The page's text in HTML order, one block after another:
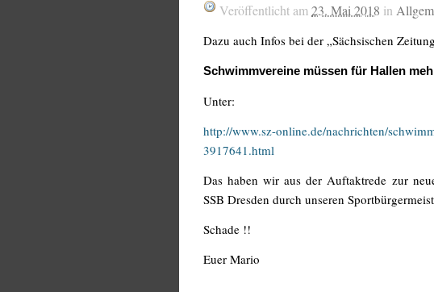
Veröffentlicht am 23. Mai 2018 in
Dazu auch Infos bei der „Sächsischen
Schwimmvereine müssen für Hallen
Unter:
http://www.sz-online.de/nachrichten/
3917641.html
Das haben wir aus der Auftaktrede zur
SSB Dresden durch unseren
Schade !!
Euer Mario